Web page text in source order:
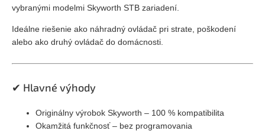
vybranými modelmi Skyworth STB zariadení.
Ideálne riešenie ako náhradný ovládač pri strate, poškodení
alebo ako druhý ovládač do domácnosti.
✔ Hlavné výhody
Originálny výrobok Skyworth – 100 % kompatibilita
Okamžitá funkčnosť – bez programovania